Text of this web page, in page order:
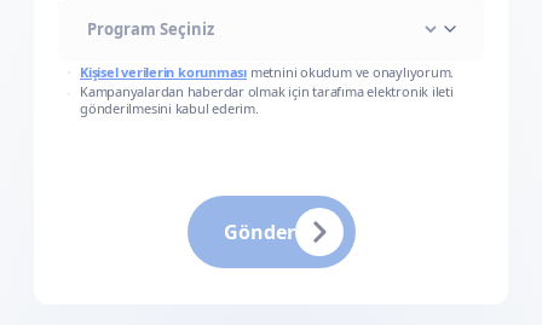
Kişisel verilerin korunması metnini okudum ve onaylıyorum.
Kampanyalardan haberdar olmak için tarafıma elektronik ileti
gönderilmesini kabul ederim.
Gönder